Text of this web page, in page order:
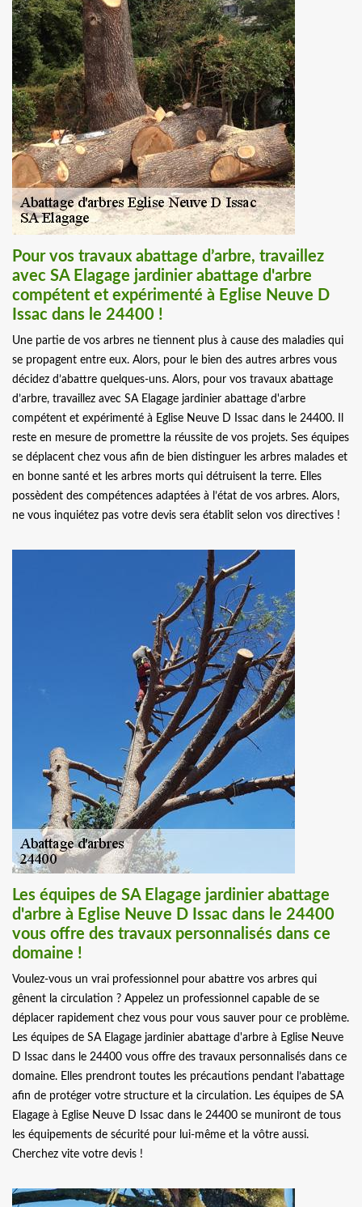
Pour vos travaux abattage d’arbre, travaillez
avec SA Elagage jardinier abattage d'arbre
compétent et expérimenté à Eglise Neuve D
Issac dans le 24400 !
Une partie de vos arbres ne tiennent plus à cause des maladies qui
se propagent entre eux. Alors, pour le bien des autres arbres vous
décidez d’abattre quelques-uns. Alors, pour vos travaux abattage
d’arbre, travaillez avec SA Elagage jardinier abattage d'arbre
compétent et expérimenté à Eglise Neuve D Issac dans le 24400. Il
reste en mesure de promettre la réussite de vos projets. Ses équipes
se déplacent chez vous afin de bien distinguer les arbres malades et
en bonne santé et les arbres morts qui détruisent la terre. Elles
possèdent des compétences adaptées à l’état de vos arbres. Alors,
ne vous inquiétez pas votre devis sera établit selon vos directives !
Les équipes de SA Elagage jardinier abattage
d'arbre à Eglise Neuve D Issac dans le 24400
vous offre des travaux personnalisés dans ce
domaine !
Voulez-vous un vrai professionnel pour abattre vos arbres qui
gênent la circulation ? Appelez un professionnel capable de se
déplacer rapidement chez vous pour vous sauver pour ce problème.
Les équipes de SA Elagage jardinier abattage d'arbre à Eglise Neuve
D Issac dans le 24400 vous offre des travaux personnalisés dans ce
domaine. Elles prendront toutes les précautions pendant l’abattage
afin de protéger votre structure et la circulation. Les équipes de SA
Elagage à Eglise Neuve D Issac dans le 24400 se muniront de tous
les équipements de sécurité pour lui-même et la vôtre aussi.
Cherchez vite votre devis !